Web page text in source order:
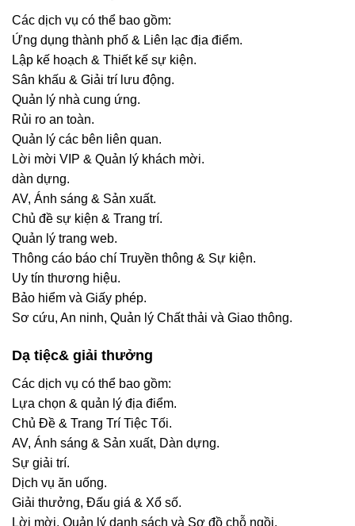
Các dịch vụ có thể bao gồm:
Ứng dụng thành phố & Liên lạc địa điểm.
Lập kế hoạch & Thiết kế sự kiện.
Sân khấu & Giải trí lưu động.
Quản lý nhà cung ứng.
Rủi ro an toàn.
Quản lý các bên liên quan.
Lời mời VIP & Quản lý khách mời.
dàn dựng.
AV, Ánh sáng & Sản xuất.
Chủ đề sự kiện & Trang trí.
Quản lý trang web.
Thông cáo báo chí Truyền thông & Sự kiện.
Uy tín thương hiệu.
Bảo hiểm và Giấy phép.
Sơ cứu, An ninh, Quản lý Chất thải và Giao thông.
Dạ tiệc& giải thưởng
Các dịch vụ có thể bao gồm:
Lựa chọn & quản lý địa điểm.
Chủ Đề & Trang Trí Tiệc Tối.
AV, Ánh sáng & Sản xuất, Dàn dựng.
Sự giải trí.
Dịch vụ ăn uống.
Giải thưởng, Đấu giá & Xổ số.
Lời mời, Quản lý danh sách và Sơ đồ chỗ ngồi.